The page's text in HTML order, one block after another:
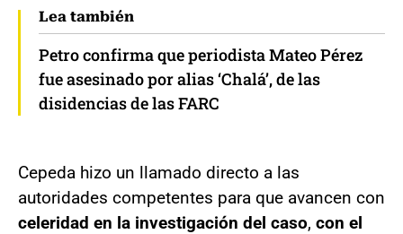
Lea también
Petro confirma que periodista Mateo Pérez
fue asesinado por alias ‘Chalá’, de las
disidencias de las FARC
Cepeda hizo un llamado directo a las
autoridades competentes para que avancen con
celeridad en la investigación del caso, con el